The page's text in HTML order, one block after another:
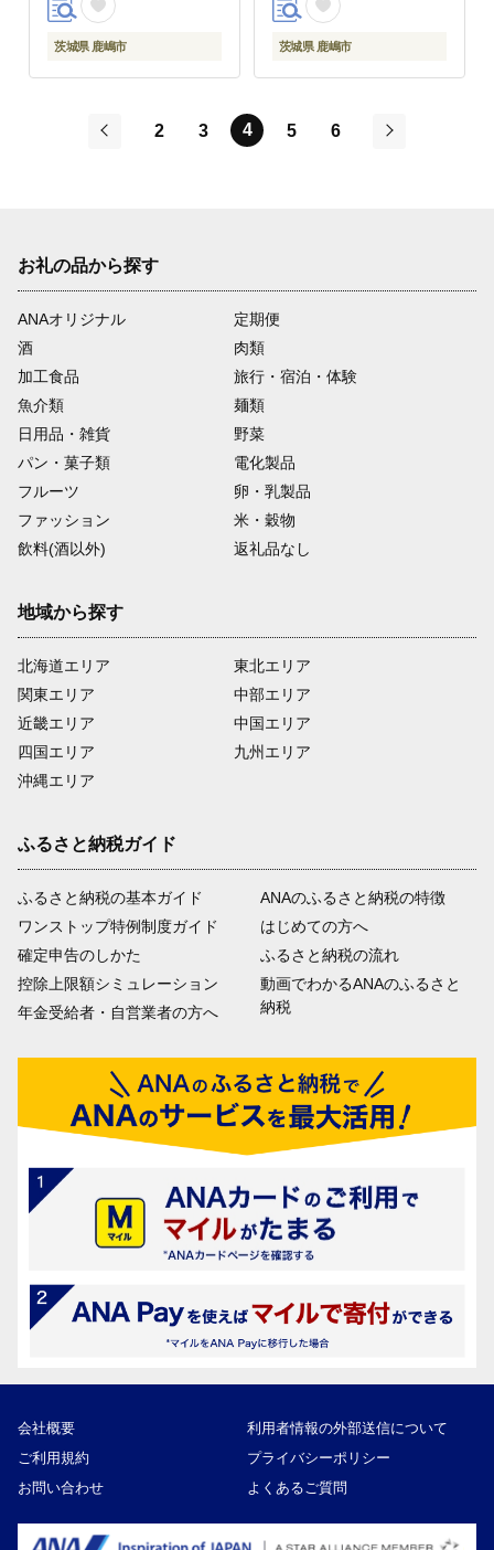
つ デザート スイーツ
市 茨城県】（KBK-55-
a）
茨城県 鹿嶋市
hosiimo スイーツ お菓
格外 不揃い お取り寄せ
干し芋 大人気 高評価
ざわ 茨城県 鹿嶋市
茨城県 鹿嶋市
2 3 4 5
6
お礼の品から探す
ANAオリジナル
定期便
酒
肉類
加工食品
旅行・宿泊・体験
魚介類
麺類
日用品・雑貨
野菜
パン・菓子類
電化製品
フルーツ
卵・乳製品
ファッション
米・穀物
飲料(酒以外)
返礼品なし
地域から探す
北海道エリア
関東エリア
近畿エリア
四国エリア
沖縄エリア
東北エリア
中部エリア
中国エリア
九州エリア
ふるさと納税ガイド
ふるさと納税の基本ガイド
ワンストップ特例制度ガイド
確定申告のしかた
控除上限額シミュレーション
年金受給者・自営業者の方へ
ANAのふるさと納税の特徴
はじめての方へ
ふるさと納税の流れ
動画でわかるANAのふるさと
納税
会社概要
利用者情報の外部送信について
ご利用規約
プライバシーポリシー
お問い合わせ
よくあるご質問